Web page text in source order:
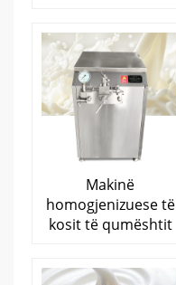
Makinë
homogjenizuese të
kosit të qumështit